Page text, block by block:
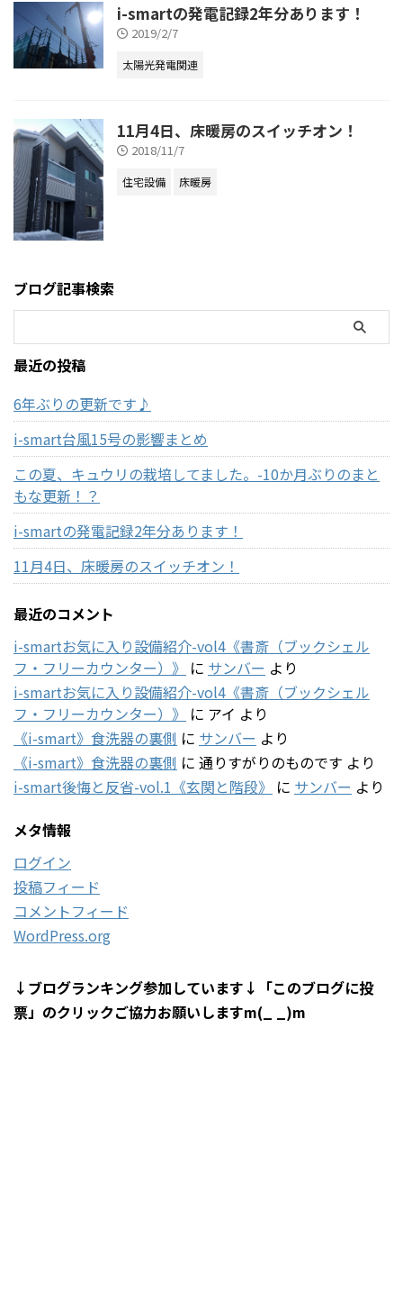
i-smartの発電記録2年分あります！
2019/2/7
太陽光発電関連
11月4日、床暖房のスイッチオン！
2018/11/7
住宅設備 床暖房
ブログ記事検索
最近の投稿
6年ぶりの更新です♪
i-smart台風15号の影響まとめ
この夏、キュウリの栽培してました。-10か月ぶりのまと
もな更新！？
i-smartの発電記録2年分あります！
11月4日、床暖房のスイッチオン！
最近のコメント
i-smartお気に入り設備紹介-vol4《書斎（ブックシェル
フ・フリーカウンター）》 に サンバー より
i-smartお気に入り設備紹介-vol4《書斎（ブックシェル
フ・フリーカウンター）》 に アイ より
《i-smart》食洗器の裏側 に サンバー より
《i-smart》食洗器の裏側 に 通りすがりのものです より
i-smart後悔と反省-vol.1《玄関と階段》 に サンバー より
メタ情報
ログイン
投稿フィード
コメントフィード
WordPress.org
↓ブログランキング参加しています↓「このブログに投
票」のクリックご協力お願いしますm(_ _)m